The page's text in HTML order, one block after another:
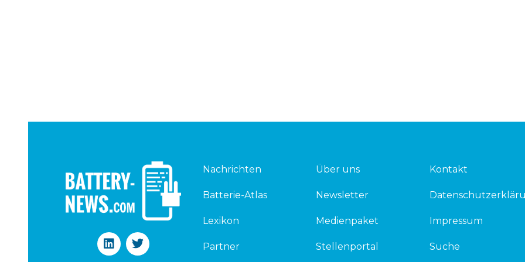
L
i
T
w
Nachrichten
Batterie-Atlas
Lexikon
Partner
Über uns
Newsletter
Medienpaket
Stellenportal
Kontakt
Impressum
Suche